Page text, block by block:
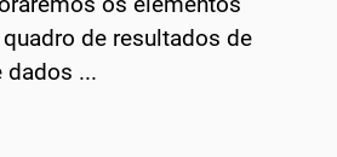
de resultados de
dados ...